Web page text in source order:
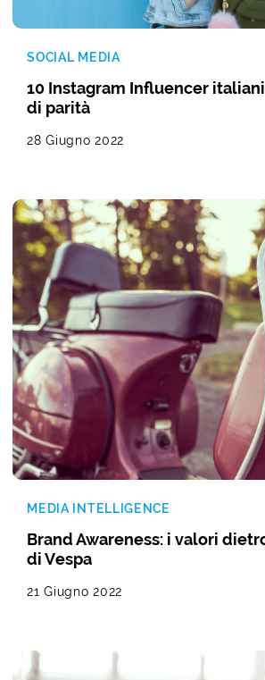
SOCIAL MEDIA
10 Instagram Influencer
di parità
28 Giugno 2022
MEDIA INTELLIGENCE
Brand Awareness: i valori
di Vespa
21 Giugno 2022